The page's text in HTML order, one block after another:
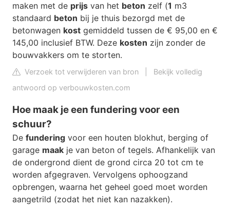
maken met de prijs van het beton zelf (1 m3
standaard beton bij je thuis bezorgd met de
betonwagen kost gemiddeld tussen de € 95,00 en €
145,00 inclusief BTW. Deze kosten zijn zonder de
bouwvakkers om te storten.
Verzoek tot verwijderen van bron
Bekijk volledig
antwoord op verbouwkosten.com
Hoe maak je een fundering voor een
schuur?
De fundering voor een houten blokhut, berging of
garage maak je van beton of tegels. Afhankelijk van
de ondergrond dient de grond circa 20 tot cm te
worden afgegraven. Vervolgens ophoogzand
opbrengen, waarna het geheel goed moet worden
aangetrild (zodat het niet kan nazakken).